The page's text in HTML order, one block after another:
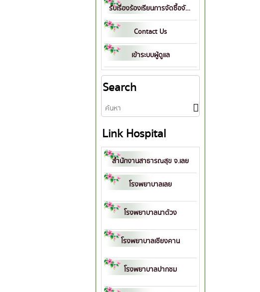
รับเรื่องร้องเรียนการจัดซื้อจัดจ้าง
Contact Us
เข้าระบบผู้ดูแล
Search
Link Hospital
สำนักงานสาธารณสุข จ.เลย
โรงพยาบาลเลย
โรงพยาบาลนาด้วง
โรงพยาบาลเชียงคาน
โรงพยาบาลปากชม